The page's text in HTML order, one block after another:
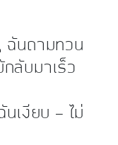
ฉันถามทวน
กลับมาเร็ว
เงียบ — ไม่